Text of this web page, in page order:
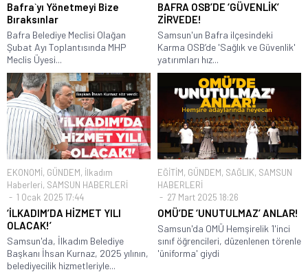
Bafra`yı Yönetmeyi Bize
Bıraksınlar
Bafra Belediye Meclisi Olağan
Şubat Ayı Toplantısında MHP
Meclis Üyesi...
BAFRA OSB’DE ‘GÜVENLİK’
ZİRVEDE!
Samsun'un Bafra ilçesindeki
Karma OSB’de 'Sağlık ve Güvenlik'
yatırımları hız...
EKONOMİ, GÜNDEM, İlkadım
Haberleri, SAMSUN HABERLERİ
1 Ocak 2025 17:44
‘İLKADIM’DA HİZMET YILI
OLACAK!’
Samsun'da, İlkadım Belediye
Başkanı İhsan Kurnaz, 2025 yılının,
belediyecilik hizmetleriyle...
EĞİTİM, GÜNDEM, SAĞLIK, SAMSUN
HABERLERİ
27 Mart 2025 18:26
OMÜ’DE ‘UNUTULMAZ’ ANLAR!
Samsun'da OMÜ Hemşirelik 1'inci
sınıf öğrencileri, düzenlenen törenle
'üniforma' giydi